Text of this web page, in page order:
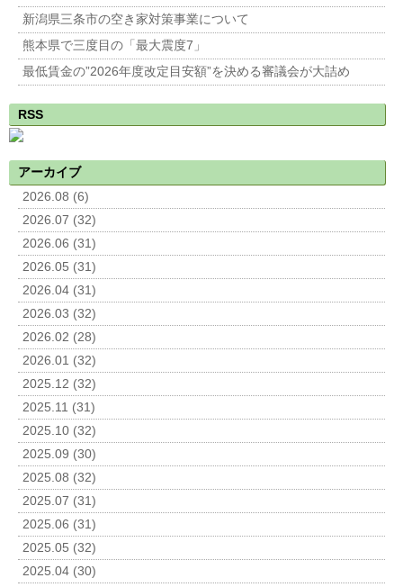
新潟県三条市の空き家対策事業について
熊本県で三度目の「最大震度7」
最低賃金の”2026年度改定目安額”を決める審議会が大詰め
RSS
アーカイブ
2026.08 (6)
2026.07 (32)
2026.06 (31)
2026.05 (31)
2026.04 (31)
2026.03 (32)
2026.02 (28)
2026.01 (32)
2025.12 (32)
2025.11 (31)
2025.10 (32)
2025.09 (30)
2025.08 (32)
2025.07 (31)
2025.06 (31)
2025.05 (32)
2025.04 (30)